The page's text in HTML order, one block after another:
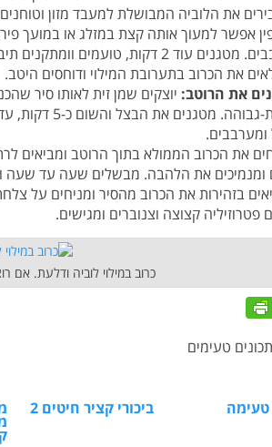
את הלוביה המבושלת למעבד מזון
אפשר למעוך אותה קצת במזלג או במועך
דקות, טועמים וומתקנים תיבול במידת הצורך. מסירים מהאש.
את הכרוב בתערובת המילוי ודוחסים היטב.
את הרוטב: יוצקים שמן זית לאותו סיר
בינונית-
ומערבבים.
את הכרוב הממולא בתוך הרוטב ומביאים
ומנמיכים את הלהבה. מבשלים שעה עד שעה
בזהירות את הכרוב מהסיר ומניחים על
פטרוזיליה קצוצה וצנוברים ומגישים.
כרוב במילוי לוביה ודלעת.
טעימים
ביכורי קציר חיטים 2